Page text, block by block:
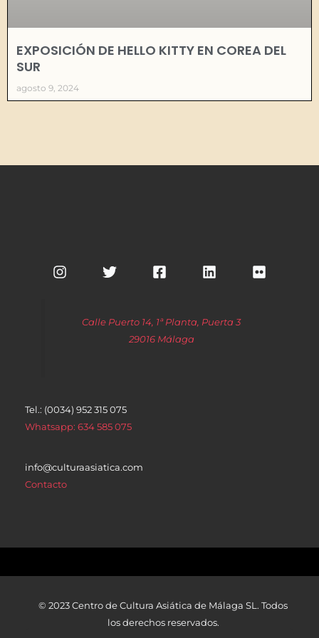
EXPOSICIÓN DE HELLO KITTY EN COREA DEL
SUR
agosto 9, 2024
Calle Puerto 14, 1ª Planta, Puerta 3
29016 Málaga
Tel.: (0034) 952 315 075
Whatsapp: 634 585 075
info@culturaasiatica.com
Contacto
© 2023 Centro de Cultura Asiática de Málaga SL. Todos
los derechos reservados.